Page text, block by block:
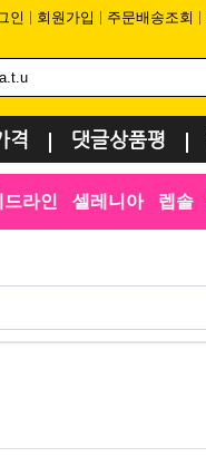
인 회원가입 주문배송조회
격 댓글상품평
드라인 셀레니아 렙솔